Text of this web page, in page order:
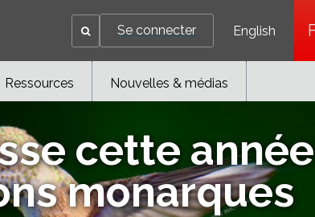
Se connecter English
Ressources Nouvelles & médias
cette
monarques